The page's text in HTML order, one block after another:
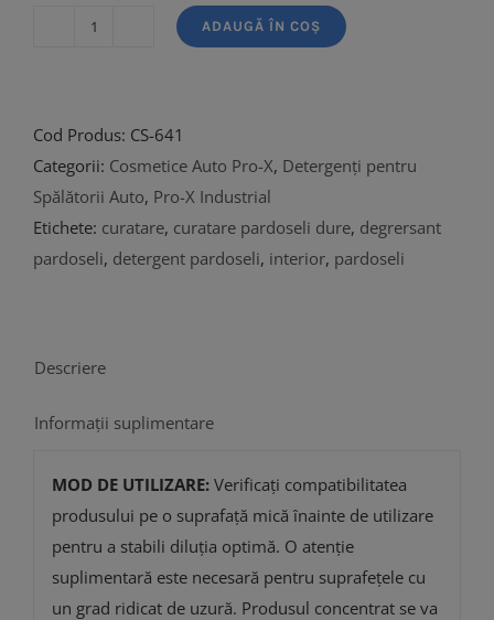
5Kg
ADAUGĂ ÎN COȘ
Cod Produs: CS-641
Categorii: Cosmetice Auto Pro-X, Detergenți pentru
Spălătorii Auto, Pro-X Industrial
Etichete: curatare, curatare pardoseli dure, degrersant
pardoseli, detergent pardoseli, interior, pardoseli
Descriere
Informații suplimentare
MOD DE UTILIZARE:Verificaţi compatibilitatea
produsului pe o suprafață mică înainte de utilizare
pentru a stabili diluția optimă. O atenție
suplimentară este necesară pentru suprafețele cu
un grad ridicat de uzură. Produsul concentrat se va